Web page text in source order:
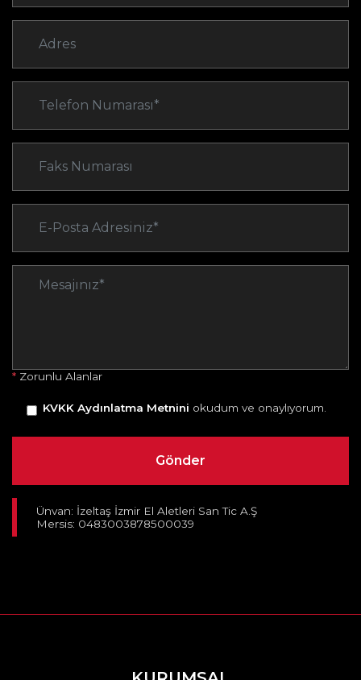
* Zorunlu Alanlar
KVKK Aydınlatma Metnini okudum ve onaylıyorum.
Ünvan: İzeltaş İzmir El Aletleri San Tic A.Ş
Mersis: 0483003878500039